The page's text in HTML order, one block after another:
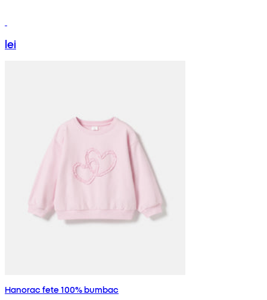
lei
Hanorac fete 100% bumbac